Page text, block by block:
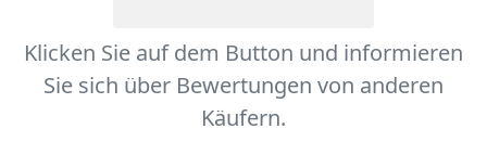
Klicken Sie auf dem Button und informieren
Sie sich über Bewertungen von anderen
Käufern.